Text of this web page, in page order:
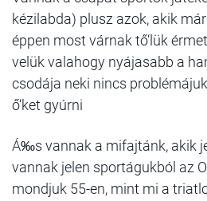
kézilabda) plusz azok, akik
éppen most várnak tő‘lük
velük valahogy nyájasabb a
csodája neki nincs problémájuk
ő‘ket gyúrni
Á‰s vannak a mifajtánk, akik
vannak jelen sportágukból az
mondjuk 55-en, mint mi a